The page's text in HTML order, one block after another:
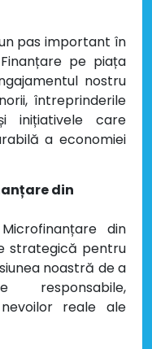
pas important în
pe piața
nostru
întreprinderile
inițiativele care
a economiei
din
din
strategică pentru
noastră de a
responsabile,
reale ale